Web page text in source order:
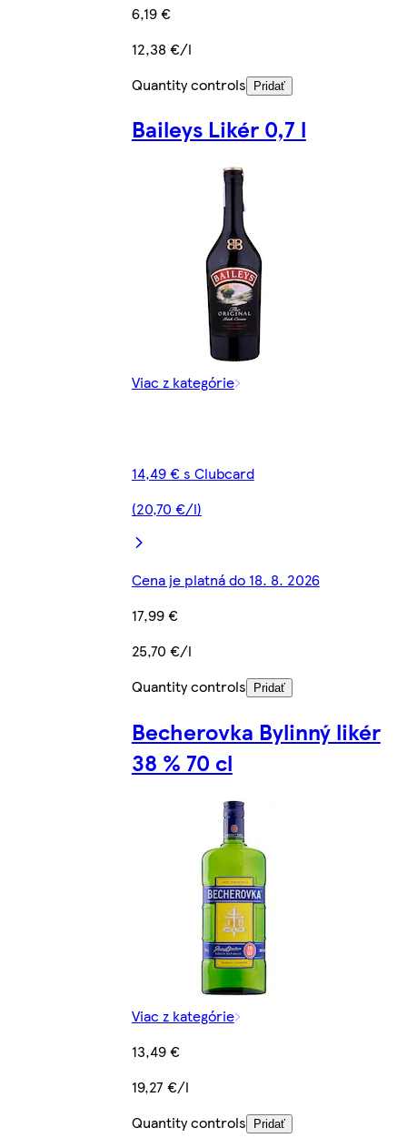
6,19 €
12,38 €/l
Quantity controls
Pridať
Baileys Likér 0,7 l
Viac z kategórie
14,49 € s Clubcard
(20,70 €/l)
Cena je platná do 18. 8. 2026
17,99 €
25,70 €/l
Quantity controls
Pridať
Becherovka Bylinný likér
38 % 70 cl
Viac z kategórie
13,49 €
19,27 €/l
Quantity controls
Pridať